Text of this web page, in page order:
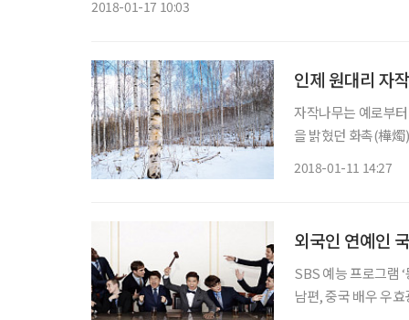
2018-01-17 10:03
인제 원대리 자
자작나무는 예로부
을 밝혔던 화촉(樺燭
2018-01-11 14:27
외국인 연예인
SBS 예능 프로그램
남편, 중국 배우 우